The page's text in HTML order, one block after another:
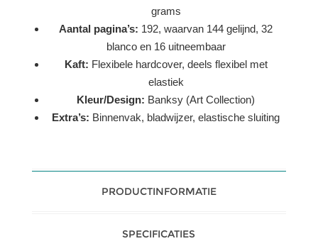
grams
Aantal pagina’s: 192, waarvan 144 gelijnd, 32
blanco en 16 uitneembaar
Kaft: Flexibele hardcover, deels flexibel met
elastiek
Kleur/Design: Banksy (Art Collection)
Extra’s: Binnenvak, bladwijzer, elastische sluiting
PRODUCTINFORMATIE
SPECIFICATIES